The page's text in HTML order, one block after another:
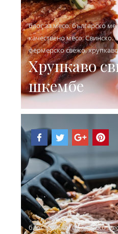
блог за месо,българско
качествено месо,Свинско,
фермерско свежо,
Хрупкаво
шкембе
блог за месо,българско